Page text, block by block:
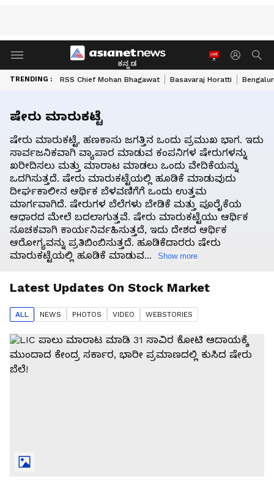
ಕನ್ನಡ
TRENDING : RSS Chief Mohan Bhagawat Basavaraj Horatti
ಷೇರು ಮಾರುಕಟ್ಟೆ
ಷೇರು ಮಾರುಕಟ್ಟೆ, ಹಣಕಾಸು ಜಗತ್ತಿನ ಒಂದು ಪ್ರಮುಖ ಭಾಗ. ಇದು
ಸಾರ್ವಜನಿಕವಾಗಿ ವ್ಯಾಪಾರ ಮಾಡುವ ಕಂಪನಿಗಳ ಷೇರುಗಳನ್ನು
ಖರೀದಿಸಲು ಮತ್ತು ಮಾರಾಟ ಮಾಡಲು ಒಂದು ವೇದಿಕೆಯನ್ನು
ಒದಗಿಸುತ್ತದೆ. ಷೇರು ಮಾರುಕಟ್ಟೆಯಲ್ಲಿ ಹೂಡಿಕೆ ಮಾಡುವುದು
ದೀರ್ಘಕಾಲೀನ ಆರ್ಥಿಕ ಬೆಳವಣಿಗೆಗೆ ಒಂದು ಉತ್ತಮ
ಮಾರ್ಗವಾಗಿದೆ. ಷೇರುಗಳ ಬೆಲೆಗಳು ಬೇಡಿಕೆ ಮತ್ತು ಪೂರೈಕೆಯ
ಆಧಾರದ ಮೇಲೆ ಬದಲಾಗುತ್ತವೆ. ಷೇರು ಮಾರುಕಟ್ಟೆಯು ಆರ್ಥಿಕ
ಸೂಚಕವಾಗಿ ಕಾರ್ಯನಿರ್ವಹಿಸುತ್ತದೆ, ಇದು ದೇಶದ ಆರ್ಥಿಕ
ಆರೋಗ್ಯವನ್ನು ಪ್ರತಿಬಿಂಬಿಸುತ್ತದೆ. ಹೂಡಿಕೆದಾರರು ಷೇರು
ಮಾರುಕಟ್ಟೆಯಲ್ಲಿ ಹೂಡಿಕೆ ಮಾಡುವ...
Show more
Latest Updates On Stock Market
ALL NEWS PHOTOS VIDEO WEBSTORIES